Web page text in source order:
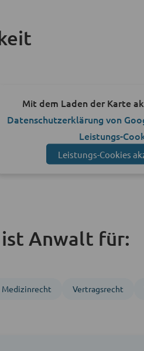
Mit dem Laden der Karte
Datenschutzerklärung von
Leistungs-
Leistungs-Cookies
ist Anwalt für:
Medizinrecht Vertragsrecht